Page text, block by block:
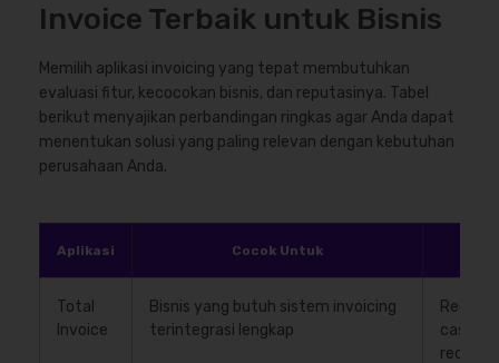
Invoice Terbaik untuk Bisnis
Memilih aplikasi invoicing yang tepat membutuhkan
evaluasi fitur, kecocokan bisnis, dan reputasinya. Tabel
berikut menyajikan perbandingan ringkas agar Anda dapat
menentukan solusi yang paling relevan dengan kebutuhan
perusahaan Anda.
Aplikasi Cocok Untuk
Total
Invoice
Bisnis yang butuh sistem invoicing
terintegrasi lengkap